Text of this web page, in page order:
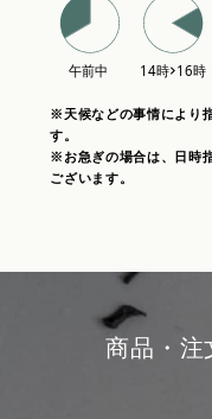
※天候などの事情により
す。
※お急ぎの場合は、日時
ございます。
商品・注